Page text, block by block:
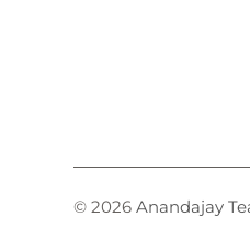
© 2026Anandajay